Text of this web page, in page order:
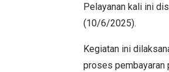
Pelayanan kali ini
(10/6/2025).
Kegiatan ini
proses pembayaran